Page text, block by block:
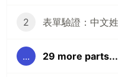
2
... 29 more parts...